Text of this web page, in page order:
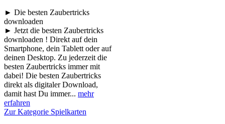
► Die besten Zaubertricks
downloaden
► Jetzt die besten Zaubertricks
downloaden ! Direkt auf dein
Smartphone, dein Tablett oder auf
deinen Desktop. Zu jederzeit die
besten Zaubertricks immer mit
dabei! Die besten Zaubertricks
direkt als digitaler Download,
damit hast Du immer... mehr
erfahren
Zur Kategorie Spielkarten